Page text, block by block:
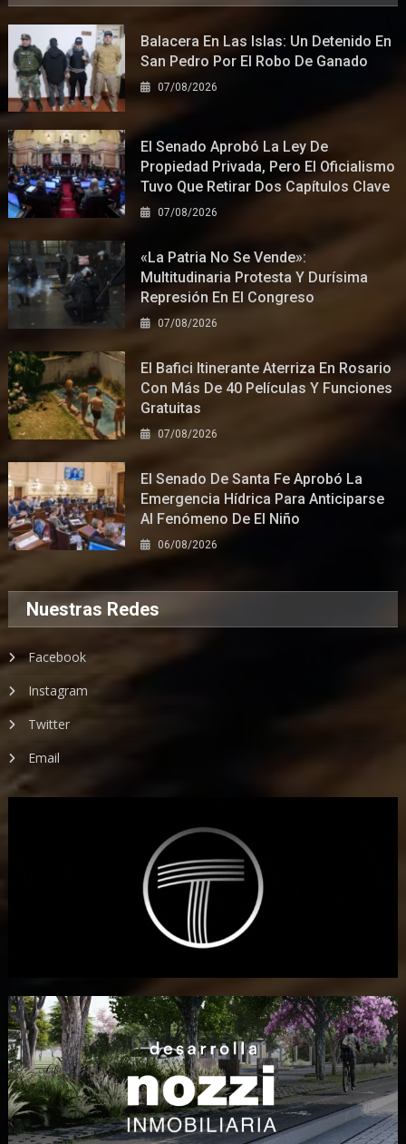
Balacera En Las Islas: Un Detenido En
San Pedro Por El Robo De Ganado
07/08/2026
El Senado Aprobó La Ley De
Propiedad Privada, Pero El Oficialismo
Tuvo Que Retirar Dos Capítulos Clave
07/08/2026
«La Patria No Se Vende»:
Multitudinaria Protesta Y Durísima
Represión En El Congreso
07/08/2026
El Bafici Itinerante Aterriza En Rosario
Con Más De 40 Películas Y Funciones
Gratuitas
07/08/2026
El Senado De Santa Fe Aprobó La
Emergencia Hídrica Para Anticiparse
Al Fenómeno De El Niño
06/08/2026
Nuestras Redes
Facebook
Instagram
Twitter
Email